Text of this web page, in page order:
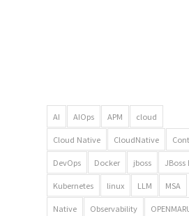
AI AIOps APM cloud
Cloud Native CloudNative
DevOps Docker jboss JBoss
Kubernetes linux LLM MSA
Native Observability